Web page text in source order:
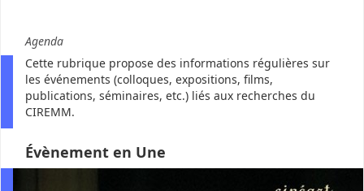
Agenda
Cette rubrique propose des informations régulières sur
les événements (colloques, expositions, films,
publications, séminaires, etc.) liés aux recherches du
CIREMM.
Évènement en Une